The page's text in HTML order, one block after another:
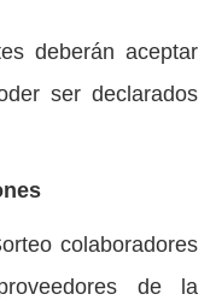
deberán aceptar
ser declarados
colaboradores
de la